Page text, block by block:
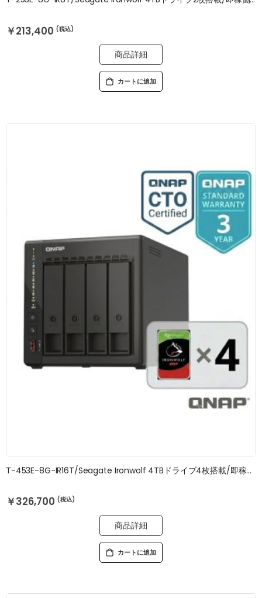
￥213,400
商品詳細
カートに追加
T-453E-8G-IR16T/Seagate Ironwolf 4TBドライブ4枚搭載/即稼働OK/3年無料修理保証
￥326,700
商品詳細
カートに追加